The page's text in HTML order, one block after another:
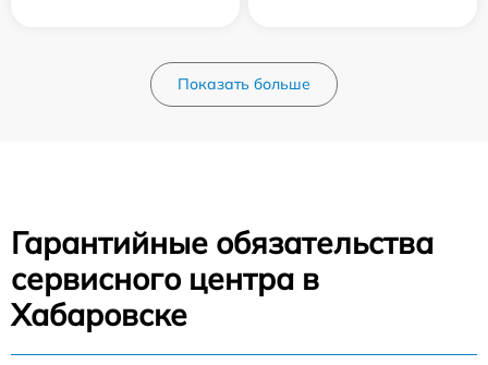
Показать больше
Гарантийные обязательства
сервисного центра в
Хабаровске